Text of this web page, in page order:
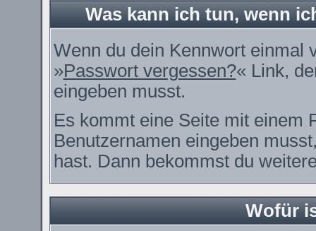
Was kann ich tun, wenn
Wenn du dein Kennwort einmal
»Passwort vergessen?« Link,
eingeben musst.
Es kommt eine Seite mit einem
Benutzernamen eingeben
hast. Dann bekommst du
Wofür